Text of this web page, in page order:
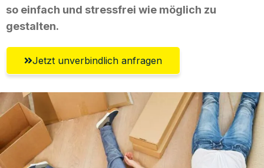
so einfach und stressfrei wie möglich zu
gestalten.
Jetzt unverbindlich anfragen